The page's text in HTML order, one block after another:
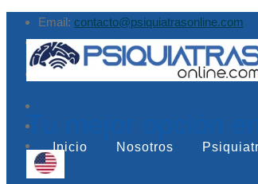
Email: contacto@psiquiatrasonline.com
Augusto Leguía Sur 79, of. 407, Las
Tu mejor opción
Inicio Nosotros